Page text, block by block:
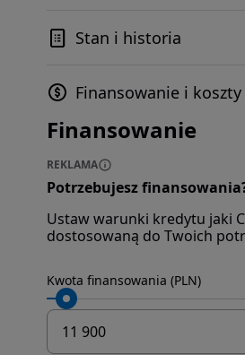
Stan i historia
Finansowanie i koszty
Finansowanie
REKLAMA
Potrzebujesz
Ustaw warunki kredytu jaki
dostosowaną do Twoich
Kwota finansowania (PLN)